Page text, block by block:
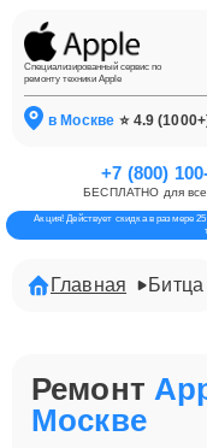
Специализированный сервис по
ремонту техники Apple
в Москве ⭐ 4.9
+7 (800)
БЕСПЛАТНО для
Акция! Действует скидка в размере
Главная Битца
Ремонт
Москве